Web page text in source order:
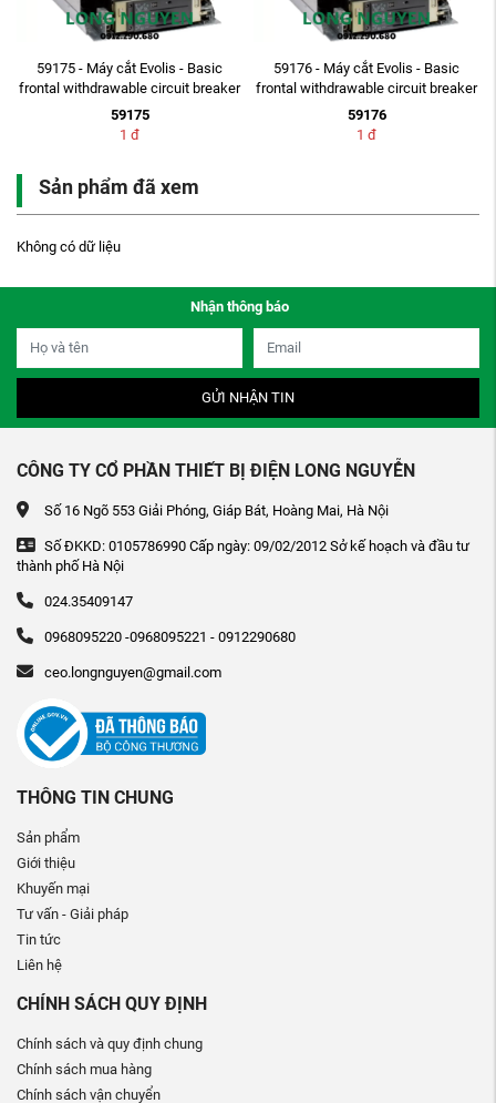
59175 - Máy cắt Evolis - Basic
frontal withdrawable circuit breaker
: 7.2 ...
59175
1 đ
59176 - Máy cắt Evolis - Basic
frontal withdrawable circuit breaker
: 7.2 ...
59176
1 đ
Sản phẩm đã xem
Không có dữ liệu
Nhận thông báo
GỬI NHẬN TIN
CÔNG TY CỔ PHẦN THIẾT BỊ ĐIỆN LONG NGUYỄN
Số 16 Ngõ 553 Giải Phóng, Giáp Bát, Hoàng Mai, Hà Nội
Số ĐKKD: 0105786990 Cấp ngày: 09/02/2012 Sở kế hoạch và đầu tư
thành phố Hà Nội
024.35409147
0968095220 -0968095221 - 0912290680
ceo.longnguyen@gmail.com
THÔNG TIN CHUNG
Sản phẩm
Giới thiệu
Khuyến mại
Tư vấn - Giải pháp
Tin tức
Liên hệ
CHÍNH SÁCH QUY ĐỊNH
Chính sách và quy định chung
Chính sách mua hàng
Chính sách vận chuyển